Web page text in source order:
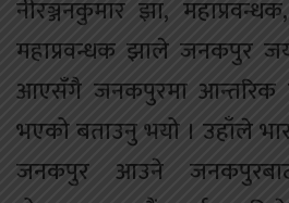
नीरञ्जनकुमार झा,
महाप्रवन्धक झाले जनकपुर
आएसँगै जनकपुरमा आन्तरिक
भएको बताउनु भयो । उहाँले
जनकपुर आउने